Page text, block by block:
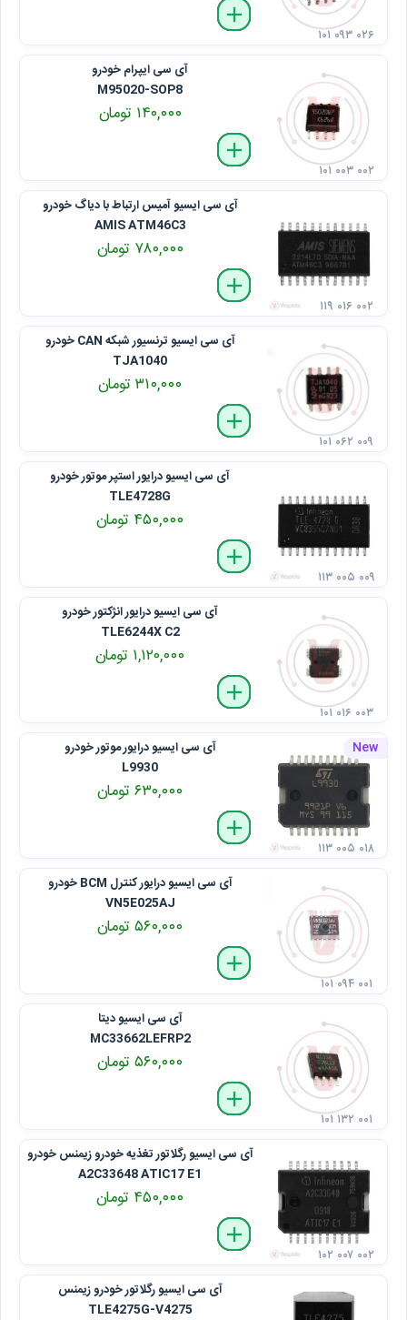
delete
remove
add
۱۰۱ ۰۹۳ ۰۲۶
آی سی ایپرام خودرو
M95020-SOP8
۱۴۰,۰۰۰ تومان
delete
remove
add
۱۰۱ ۰۰۳ ۰۰۲
آی سی ایسیو آمیس ارتباط با دیاگ خودرو
AMIS ATM46C3
۷۸۰,۰۰۰ تومان
delete
remove
add
۱۱۹ ۰۱۶ ۰۰۲
آی سی ایسیو ترنسیور شبکه CAN خودرو
TJA1040
۳۱۰,۰۰۰ تومان
delete
remove
add
۱۰۱ ۰۶۲ ۰۰۹
آی سی ایسیو درایور استپر موتور خودرو
TLE4728G
۴۵۰,۰۰۰ تومان
delete
remove
add
۱۱۳ ۰۰۵ ۰۰۹
آی سی ایسیو درایور انژکتور خودرو
TLE6244X C2
۱,۱۲۰,۰۰۰ تومان
delete
remove
add
۱۰۱ ۰۱۶ ۰۰۳
آی سی ایسیو درایور موتور خودرو
L9930
۶۳۰,۰۰۰ تومان
delete
remove
add
۱۱۳ ۰۰۵ ۰۱۸
آی سی ایسیو درایور کنترل BCM خودرو
VN5E025AJ
۵۶۰,۰۰۰ تومان
delete
remove
add
۱۰۱ ۰۹۴ ۰۰۱
آی سی ایسیو دیتا
MC33662LEFRP2
۵۶۰,۰۰۰ تومان
delete
remove
add
۱۰۱ ۱۳۲ ۰۰۱
آی سی ایسیو رگلاتور تغذیه خودرو زیمنس خودرو
A2C33648 ATIC17 E1
۴۵۰,۰۰۰ تومان
delete
remove
add
۱۰۲ ۰۰۷ ۰۰۲
آی سی ایسیو رگلاتور خودرو زیمنس
TLE4275G-V4275